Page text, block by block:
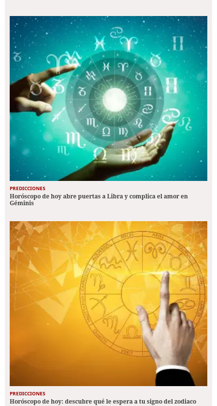
PREDICCIONES
Horóscopo de hoy abre puertas a Libra y complica el amor en
Géminis
PREDICCIONES
Horóscopo de hoy: descubre qué le espera a tu signo del zodiaco